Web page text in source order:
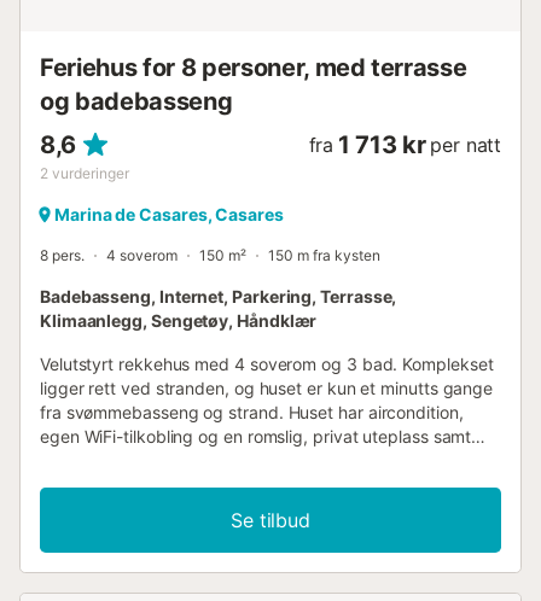
Feriehus for 8 personer, med terrasse
og badebasseng
8,6
2 vurderinger
fra 1 713 kr per natt
Marina de Casares, Casares
8 pers. 4 soverom 150 m² 150 m fra kysten
Badebasseng, Internet, Parkering, Terrasse,
Klimaanlegg, Sengetøy, Håndklær
Velutstyrt rekkehus med 4 soverom og 3 bad. Komplekset
ligger rett ved stranden, og huset er kun et minutts gange
fra svømmebasseng og strand. Huset har aircondition,
egen WiFi-tilkobling og en romslig, privat uteplass samt
med privat tilgang til strandpromenaden og stranden, og
med felles hageanlegg og svømmebasseng.
Fellesfasiliteter er avhengig av tilgjengelighet....
Se tilbud